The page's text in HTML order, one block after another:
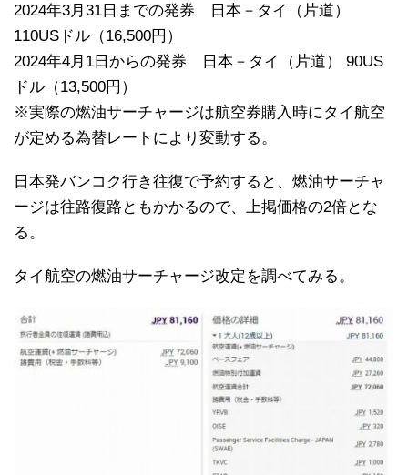
2024年3月31日までの発券 日本－タイ（片道）
110USドル（16,500円）
2024年4月1日からの発券 日本－タイ（片道） 90US
ドル（13,500円）
※実際の燃油サーチャージは航空券購入時にタイ航空
が定める為替レートにより変動する。
日本発バンコク行き往復で予約すると、燃油サーチャ
ージは往路復路ともかかるので、上掲価格の2倍とな
る。
タイ航空の燃油サーチャージ改定を調べてみる。